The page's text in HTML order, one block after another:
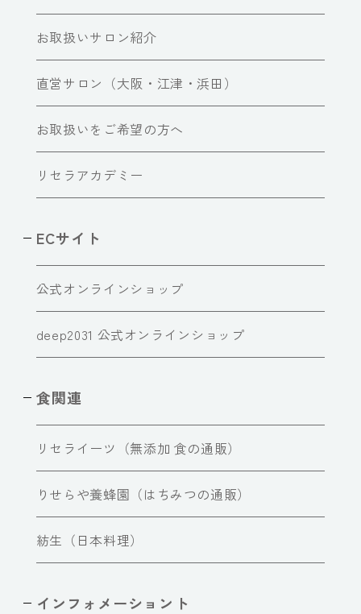
お取扱いサロン紹介
直営サロン（大阪・江津・浜田）
お取扱いをご希望の方へ
リセラアカデミー
ECサイト
公式オンラインショップ
deep2031 公式オンラインショップ
食関連
リセライーツ（無添加 食の通販）
りせらや養蜂園（はちみつの通販）
紡生（日本料理）
インフォメーショント